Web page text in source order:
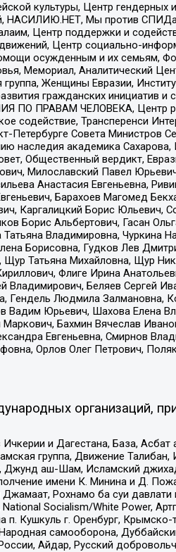
культуры, Центр
НАСИЛИЮ.НЕТ, Мы против
Центр поддержки и
Центр социально-
осужденным и их семьям,
Мемориал, Аналитический
Женщины Евразии,
гражданских инициатив и
ПО ПРАВАМ ЧЕЛОВЕКА, Центр
содействие, Трансперенси
Петербурге Совета Министров
наследия академика
Общественный вердикт,
Милославский Павел
Анастасия Евгеньевна,
Барахоев Магомед
Каргалицкий Борис Юльевич,
Борис Альбертович, Гасан
Владимировна, Чуркина
Борисовна, Гудков Лев
Щур Татьяна Михайловна, Щур
Флиге Ирина
Беляев Сергей
Гендель Людмила Залмановна,
Вадим Юрьевич, Шахова Елена
Бахмин Вячеслав
Евгеньевна, Смирнов
Орлов Олег Петрович,
организаций,
и Дагестана, База, Асбат
группа, Движение Талибан,
Джунд аш-Шам, Исламский
имени К. Минина и Д.
Рохнамо ба суи давлати
Socialism/White Power,
п. Кушкуль г. Оренбург,
самооборона,
Айдар, Русский